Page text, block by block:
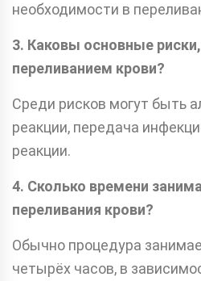
необходимости в
3. Каковы основные
переливанием крови?
Среди рисков могут быть
реакции, передача
реакции.
4. Сколько времени
переливания крови?
Обычно процедура
четырёх часов, в